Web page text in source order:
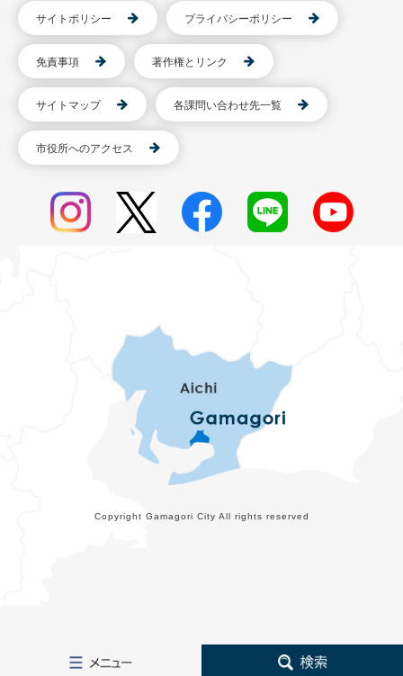
サイトポリシー プライバシーポリシー
免責事項 著作権とリンク
サイトマップ 各課問い合わせ先一覧
市役所へのアクセス
Copyright Gamagori City All rights reserved